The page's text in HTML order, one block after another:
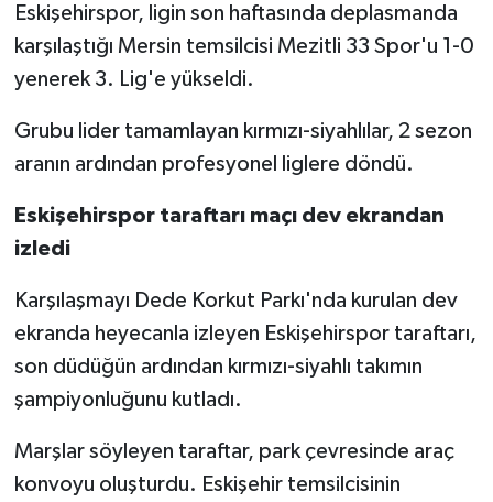
Eskişehirspor, ligin son haftasında deplasmanda
karşılaştığı Mersin temsilcisi Mezitli 33 Spor'u 1-0
yenerek 3. Lig'e yükseldi.
Grubu lider tamamlayan kırmızı-siyahlılar, 2 sezon
aranın ardından profesyonel liglere döndü.
Eskişehirspor taraftarı maçı dev ekrandan
izledi
Karşılaşmayı Dede Korkut Parkı'nda kurulan dev
ekranda heyecanla izleyen Eskişehirspor taraftarı,
son düdüğün ardından kırmızı-siyahlı takımın
şampiyonluğunu kutladı.
Marşlar söyleyen taraftar, park çevresinde araç
konvoyu oluşturdu. Eskişehir temsilcisinin
Siyaset
Tarım ve Ekonomi
Teknoloji
Yaşam